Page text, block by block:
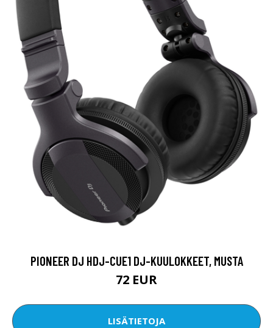
PIONEER DJ HDJ-CUE1 DJ-KUULOKKEET, MUSTA
72 EUR
LISÄTIETOJA